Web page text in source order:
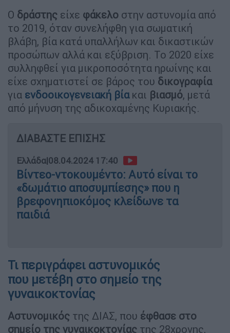
Ο δράστης είχε φάκελο στην αστυνομία από
το 2019, όταν συνελήφθη για σωματική
βλάβη, βία κατά υπαλλήλων και δικαστικών
προσώπων αλλά και εξύβριση. Το 2020 είχε
συλληφθεί για μικροποσότητα ηρωίνης και
είχε σχηματιστεί σε βάρος του δικογραφία
για ενδοοικογενειακή βίακαι βιασμό, μετά
από μήνυση της αδικοχαμένης Κυριακής.
ΔΙΑΒΑΣΤΕ ΕΠΙΣΗΣ
Ελλάδα|08.04.2024 17:40
Βίντεο-ντοκουμέντο: Αυτό είναι το
«δωμάτιο αποσυμπίεσης» που η
βρεφονηπιοκόμος κλείδωνε τα
παιδιά
Τι περιγράφει αστυνομικός
που μετέβη στο σημείο της
γυναικοκτονίας
Αστυνομικός της ΔΙΑΣ, που έφθασε στο
σημείο της γυναικοκτονίας της 28χρονης,